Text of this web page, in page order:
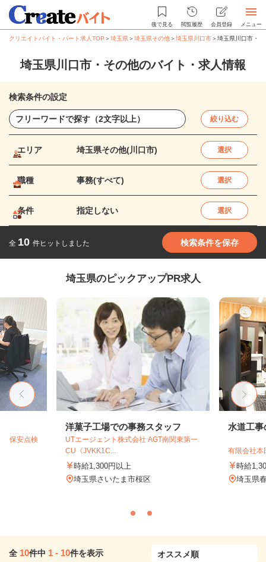
後で見る 閲覧履歴 会員登録 メニュー
クリエイトバイト・パート求人TOP ＞埼玉県＞埼玉県その他＞埼玉県川口市＞埼玉県川口市・
埼玉県川口市・その他のバイト・求人情報
検索条件の設定
絞り込む
エリア 埼玉県その他(川口市) 選択
職種 事務(すべて) 選択
条件 指定しない 選択
全 10 件ヒットしました 検索条件を保存
埼玉県のピックアップPR求人
保安点検
洋菓子工場での事務スタッフ
UTエージェント株式会社 AGT南関東第一
CU《JVKK1C...
時給1,300円以上
埼玉県さいたま市桜区
水道工
有限会社本
時給
埼玉県
全 10件中 1 - 10件を表示